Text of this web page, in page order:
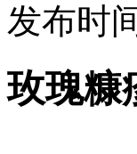
发布时
玫瑰糠